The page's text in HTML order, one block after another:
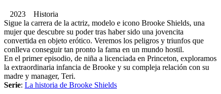
2023 Historia
Sigue la carrera de la actriz, modelo e icono Brooke Shields, una
mujer que descubre su poder tras haber sido una jovencita
convertida en objeto erótico. Veremos los peligros y triunfos que
conlleva conseguir tan pronto la fama en un mundo hostil.
En el primer episodio, de niña a licenciada en Princeton, exploramos
la extraordinaria infancia de Brooke y su compleja relación con su
madre y manager, Teri.
Serie: La historia de Brooke Shields